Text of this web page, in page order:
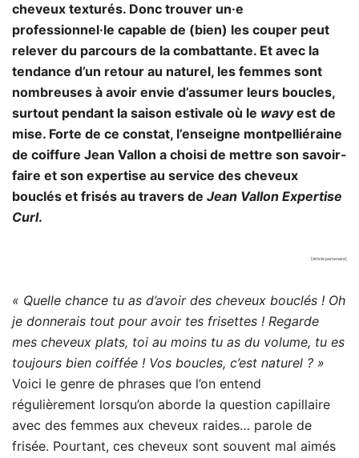
cheveux texturés. Donc trouver un·e
professionnel·le capable de (bien) les couper peut
relever du parcours de la combattante. Et avec la
tendance d’un retour au naturel, les femmes sont
nombreuses à avoir envie d’assumer leurs boucles,
surtout pendant la saison estivale où le wavyest de
mise. Forte de ce constat, l’enseigne montpelliéraine
de coiffure Jean Vallon a choisi de mettre son savoir-
faire et son expertise au service des cheveux
bouclés et frisés au travers de Jean Vallon Expertise
Curl.
[Article partenaire]
« Quelle chance tu as d’avoir des cheveux bouclés ! Oh
je donnerais tout pour avoir tes frisettes ! Regarde
mes cheveux plats, toi au moins tu as du volume, tu es
toujours bien coiffée ! Vos boucles, c’est naturel ? »
Voici le genre de phrases que l’on entend
régulièrement lorsqu’on aborde la question capillaire
avec des femmes aux cheveux raides… parole de
frisée. Pourtant, ces cheveux sont souvent mal aimés